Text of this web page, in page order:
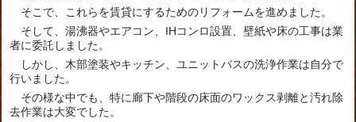
そこで、これらを賃貸にするためのリフォームを進めました。
そして、湯沸器やエアコン、IHコンロ設置、壁紙や床の工事は業
者に委託しました。
しかし、木部塗装やキッチン、ユニットバスの洗浄作業は自分で
行いました。
その様な中でも、特に廊下や階段の床面のワックス剥離と汚れ除
去作業は大変でした。